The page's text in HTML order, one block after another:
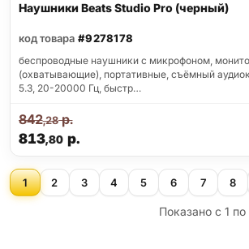
Наушники Beats Studio Pro (черный)
код товара #9278178
беспроводные наушники с микрофоном,
(охватывающие), портативные, съёмный
5.3, 20-20000 Гц, быстр…
813,80р.
842,28р.
1 2 3 4 5 6 7 8
Показано с 1 по